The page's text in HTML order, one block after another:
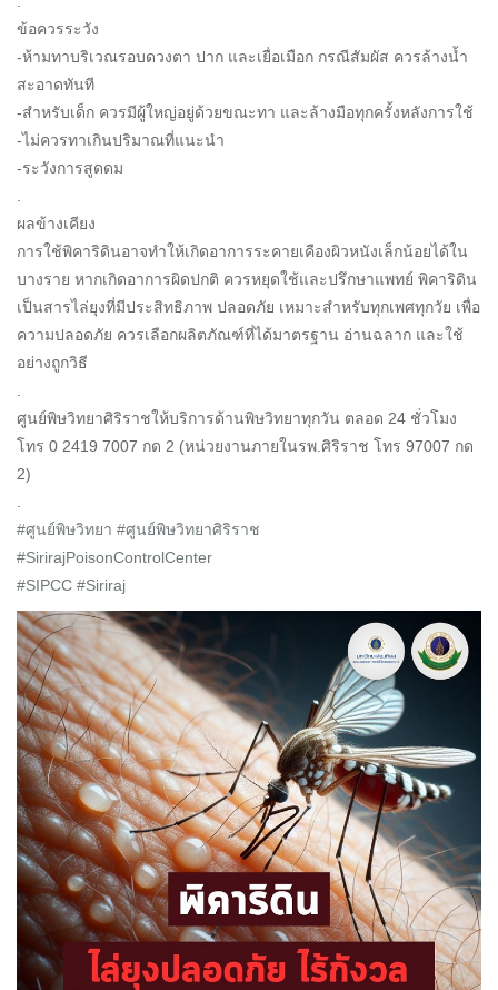
ข้อควรระวัง
-ห้ามทาบริเวณรอบดวงตา ปาก และเยื่อเมือก กรณีสัมผัส ควรล้างน้ำ
สะอาดทันที
-สำหรับเด็ก ควรมีผู้ใหญ่อยู่ด้วยขณะทา และล้างมือทุกครั้งหลังการใช้
-ไม่ควรทาเกินปริมาณที่แนะนำ
-ระวังการสูดดม
ผลข้างเคียง
การใช้พิคาริดินอาจทำให้เกิดอาการระคายเคืองผิวหนังเล็กน้อยได้ใน
บางราย หากเกิดอาการผิดปกติ ควรหยุดใช้และปรึกษาแพทย์ พิคาริดิน
เป็นสารไล่ยุงที่มีประสิทธิภาพ ปลอดภัย เหมาะสำหรับทุกเพศทุกวัย เพื่อ
ความปลอดภัย ควรเลือกผลิตภัณฑ์ที่ได้มาตรฐาน อ่านฉลาก และใช้
อย่างถูกวิธี
ศูนย์พิษวิทยาศิริราชให้บริการด้านพิษวิทยาทุกวัน ตลอด 24 ชั่วโมง
โทร 0 2419 7007 กด 2 (หน่วยงานภายในรพ.ศิริราช โทร 97007 กด
2)
#ศูนย์พิษวิทยา #ศูนย์พิษวิทยาศิริราช
#SirirajPoisonControlCenter
#SIPCC #Siriraj